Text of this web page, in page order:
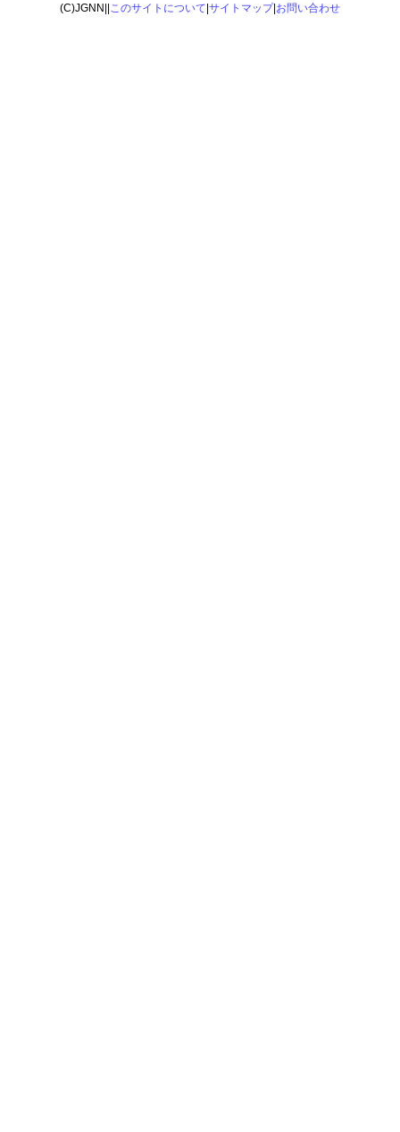
(C)JGNN|| このサイトについて サイトマップ| お問い合わせ